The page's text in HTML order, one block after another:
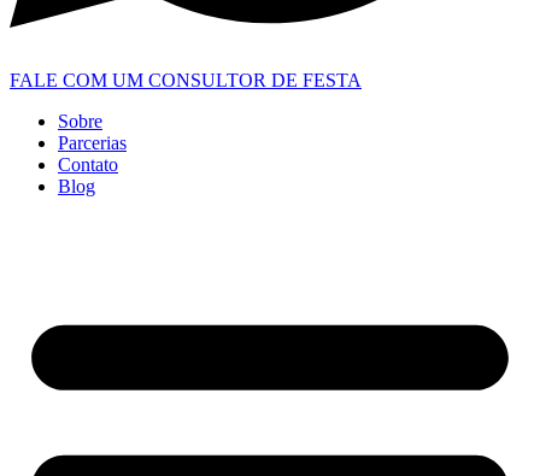
FALE COM UM CONSULTOR DE FESTA
Sobre
Parcerias
Contato
Blog